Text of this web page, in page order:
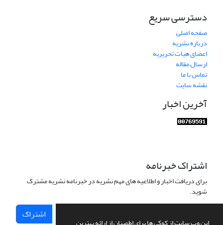
دسترسی سریع
صفحه اصلی
درباره نشریه
اعضای هیات تحریریه
ارسال مقاله
تماس با ما
نقشه سایت
آخرین اخبار
اشتراک خبرنامه
برای دریافت اخبار و اطلاعیه های مهم نشریه در خبرنامه نشریه مشترک
شوید.
اشتراک